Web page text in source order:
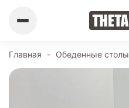
Главная - Обеденные столы